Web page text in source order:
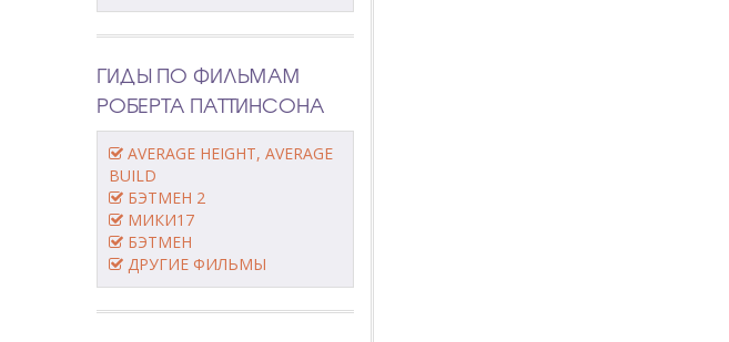
ГИДЫ ПО ФИЛЬМАМ
РОБЕРТА ПАТТИНСОНА
AVERAGE HEIGHT, AVERAGE
BUILD
БЭТМЕН 2
МИКИ17
БЭТМЕН
ДРУГИЕ ФИЛЬМЫ